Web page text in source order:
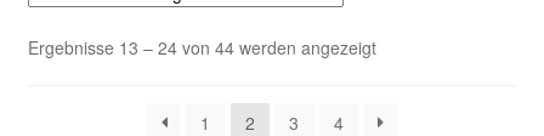
Cookie-Richtlinie
Datenschutzerklärung
Ergebnisse 13 – 24 von 44 werden angezeigt
1 2 3 4